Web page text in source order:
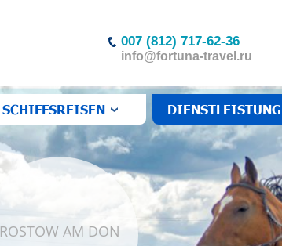
SCHIFFSREISEN
007 (812) 717-62-36
info@fortuna-travel.ru
ROSTOW AM DON